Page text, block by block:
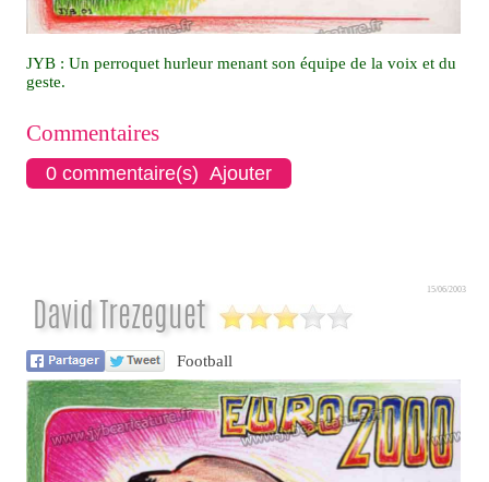
JYB : Un perroquet hurleur menant son équipe de la voix et du
geste.
Commentaires
0 commentaire(s) Ajouter
David Trezeguet
15/06/2003
Football